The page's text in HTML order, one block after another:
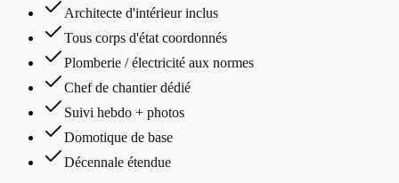
Architecte d'intérieur inclus
Tous corps d'état coordonnés
Plomberie / électricité aux normes
Chef de chantier dédié
Suivi hebdo + photos
Domotique de base
Décennale étendue